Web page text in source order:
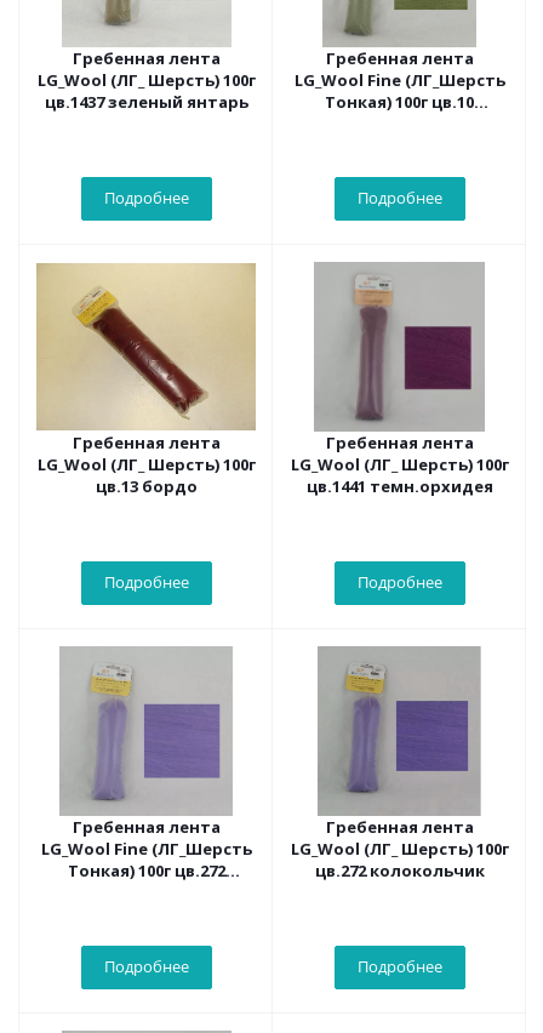
Гребенная лента
LG_Wool (ЛГ_ Шерсть) 100г
цв.1437 зеленый янтарь
Подробнее
Гребенная лента
LG_Wool Fine (ЛГ_Шерсть
Тонкая) 100г цв.10
Подробнее
Гребенная лента
LG_Wool (ЛГ_ Шерсть) 100г
цв.13 бордо
Подробнее
Гребенная лента
LG_Wool (ЛГ_ Шерсть) 100г
цв.1441 темн.орхидея
Подробнее
Гребенная лента
LG_Wool Fine (ЛГ_Шерсть
Тонкая) 100г цв.272
Подробнее
Гребенная лента
LG_Wool (ЛГ_ Шерсть) 100г
цв.272 колокольчик
Подробнее